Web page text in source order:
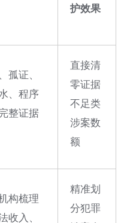
护效果
证、
、程序
整证据
直接清
零证据
不足类
涉案数
额
构梳理
收入、
精准划
分犯罪